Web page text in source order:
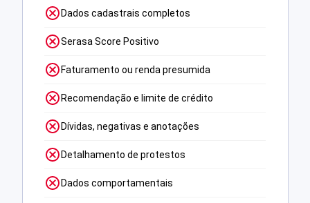
Dados cadastrais completos
Serasa Score Positivo
Faturamento ou renda presumida
Recomendação e limite de crédito
Dívidas, negativas e anotações
Detalhamento de protestos
Dados comportamentais